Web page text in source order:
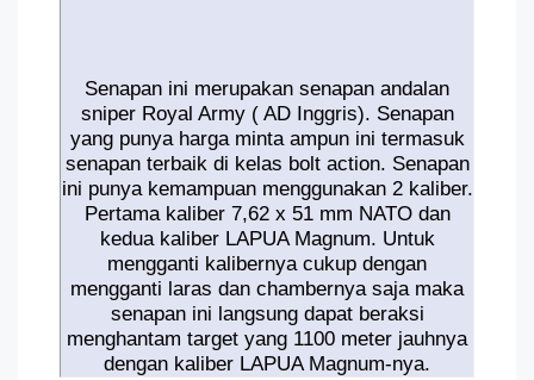
Senapan ini merupakan senapan andalan
sniper Royal Army ( AD Inggris). Senapan
yang punya harga minta ampun ini termasuk
senapan terbaik di kelas bolt action. Senapan
ini punya kemampuan menggunakan 2 kaliber.
Pertama kaliber 7,62 x 51 mm NATO dan
kedua kaliber LAPUA Magnum. Untuk
mengganti kalibernya cukup dengan
mengganti laras dan chambernya saja maka
senapan ini langsung dapat beraksi
menghantam target yang 1100 meter jauhnya
dengan kaliber LAPUA Magnum-nya.